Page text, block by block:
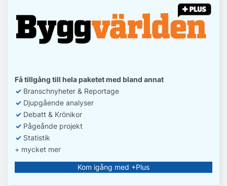
Få tillgång till hela paketet med bland annat
✓ Branschnyheter & Reportage
✓ Djupgående analyser
✓ Debatt & Krönikor
✓ Pågeånde projekt
✓ Statistik
+ mycket mer
Kom igång med +Plus